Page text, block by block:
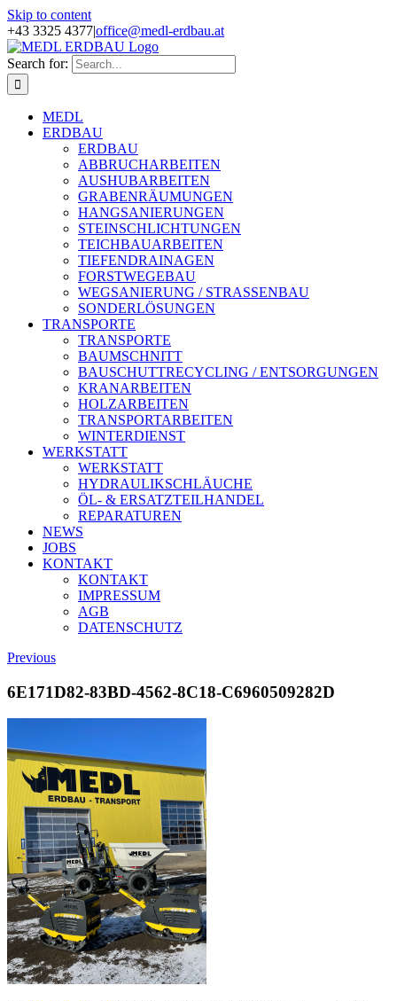
Skip to content
+43 3325 4377|office@medl-erdbau.at
Search for:
MEDL
ERDBAU
ERDBAU
ABBRUCHARBEITEN
AUSHUBARBEITEN
GRABENRÄUMUNGEN
HANGSANIERUNGEN
STEINSCHLICHTUNGEN
TEICHBAUARBEITEN
TIEFENDRAINAGEN
FORSTWEGEBAU
WEGSANIERUNG / STRASSENBAU
SONDERLÖSUNGEN
TRANSPORTE
TRANSPORTE
BAUMSCHNITT
BAUSCHUTTRECYCLING / ENTSORGUNGEN
KRANARBEITEN
HOLZARBEITEN
TRANSPORTARBEITEN
WINTERDIENST
WERKSTATT
WERKSTATT
HYDRAULIKSCHLÄUCHE
ÖL- & ERSATZTEILHANDEL
REPARATUREN
NEWS
JOBS
KONTAKT
KONTAKT
IMPRESSUM
AGB
DATENSCHUTZ
Previous
6E171D82-83BD-4562-8C18-C6960509282D